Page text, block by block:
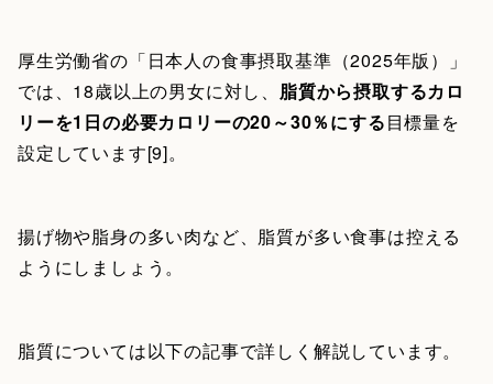
厚生労働省の「日本人の食事摂取基準（2025年版）」
では、18歳以上の男女に対し、 脂質から摂取するカロ
リーを1日の必要カロリーの20～30％にする目標量を
設定しています[9]。
揚げ物や脂身の多い肉など、脂質が多い食事は控える
ようにしましょう。
脂質については以下の記事で詳しく解説しています。